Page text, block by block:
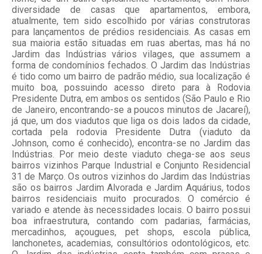
diversidade de casas que apartamentos, embora,
atualmente, tem sido escolhido por várias construtoras
para lançamentos de prédios residenciais. As casas em
sua maioria estão situadas em ruas abertas, mas há no
Jardim das Indústrias vários vilages, que assumem a
forma de condomínios fechados. O Jardim das Indústrias
é tido como um bairro de padrão médio, sua localização é
muito boa, possuindo acesso direto para à Rodovia
Presidente Dutra, em ambos os sentidos (São Paulo e Rio
de Janeiro, encontrando-se a poucos minutos de Jacareí),
já que, um dos viadutos que liga os dois lados da cidade,
cortada pela rodovia Presidente Dutra (viaduto da
Johnson, como é conhecido), encontra-se no Jardim das
Indústrias. Por meio deste viaduto chega-se aos seus
bairros vizinhos Parque Industrial e Conjunto Residencial
31 de Março. Os outros vizinhos do Jardim das Indústrias
são os bairros Jardim Alvorada e Jardim Aquárius, todos
bairros residenciais muito procurados. O comércio é
variado e atende às necessidades locais. O bairro possui
boa infraestrutura, contando com padarias, farmácias,
mercadinhos, açougues, pet shops, escola pública,
lanchonetes, academias, consultórios odontológicos, etc.